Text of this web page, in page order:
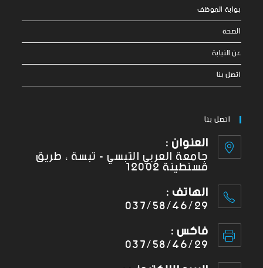
بوابة الموظف
الصحة
عن النيابة
اتصل بنا
اتصل بنا
العنوان :
جامعة العربي التبسي - تبسة ، طريق
قسنطينة 12002
الهاتف :
037/58/46/29
فاكس :
037/58/46/29